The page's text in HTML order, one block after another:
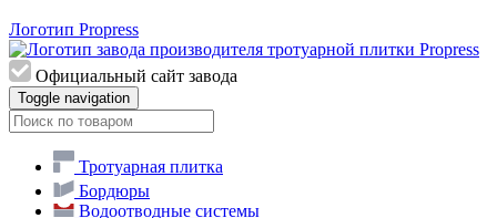
Логотип Propress
Официальный сайт завода
Toggle navigation
Тротуарная плитка
Бордюры
Водоотводные системы